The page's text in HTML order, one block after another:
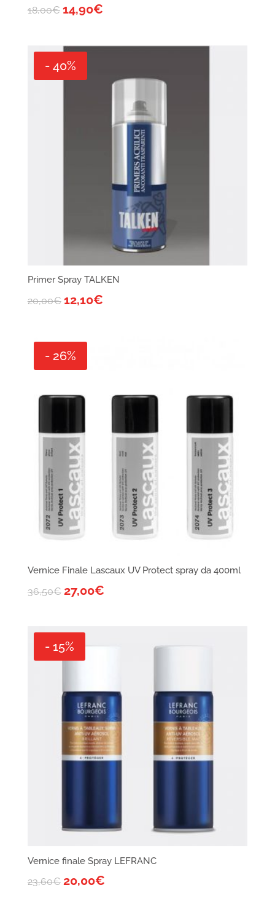
18,00€ 14,90€
- 40%
Primer Spray TALKEN
20,00€ 12,10€
- 26%
Vernice Finale Lascaux UV Protect spray da 400ml
36,50€ 27,00€
- 15%
Vernice finale Spray LEFRANC
23,60€ 20,00€